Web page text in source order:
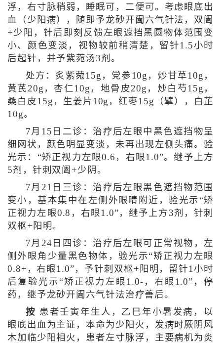
浮，右寸脉稍弱，睡眠可，二便可。考虑眼底出
血（少阳病），随即予龙砂开阖六气针法，双阖
+少阳，针后即刻反馈左眼遮挡黑圆物体范围变
小、颜色变淡，视物较前稍清楚，留针1.5小时
后起针，并予紫菀汤3剂。
处方：炙紫菀15g，党参10g，炒甘草10g，
黄芪20g，杏仁10g，地骨皮20g，炒白芍15g，
桑白皮15g，生姜片10g，红枣15g（擘），白芷
10g。
7月15日二诊：治疗后左眼中黑色遮挡物呈
细网状，颜色明显变淡，未再出现左侧头痛。验
光示：“矫正视力左眼0.6，右眼1.0”。继予上方
5剂，针刺双阖+少阴。
7月21日三诊：治疗后左眼黑色遮挡物范围
变小，基本集中在左侧外眼睛附近，验光示“矫
正视力左眼0.8，右眼1.0”，继予上方3剂，针刺
双枢+阳明。
7月24日四诊：治疗后左眼可正常视物，左
侧外眼角少量黑色物体，验光示“矫正视力左眼
0.8+，右眼1.0”，予针刺双枢+阳明，留针1小时
后复验光示“矫正视力左眼1.0-，右眼1.0”，停
药，继予龙砂开阖六气针法治疗善后。
按 患者壬寅年生人，乙巳年小暑发病，以
眼底出血为主证，本命为少阳火，发病时厥阴风
木加临少阳相火，患者左寸脉浮，主要病机为炎